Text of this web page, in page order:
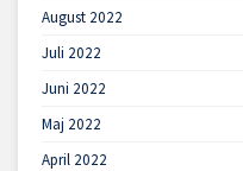
August 2022
Juli 2022
Juni 2022
Maj 2022
April 2022